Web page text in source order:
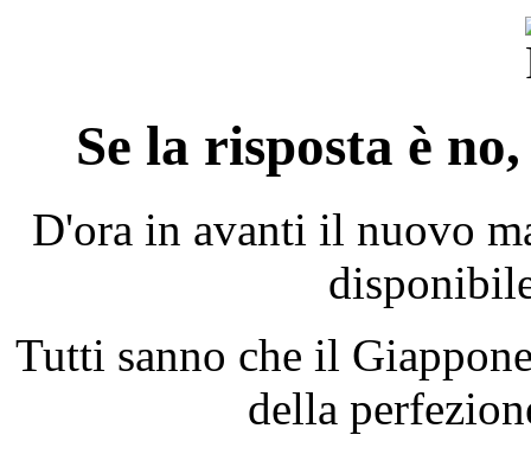
Se la risposta è
D'ora in avanti il nuovo
Tutti sanno che il
della